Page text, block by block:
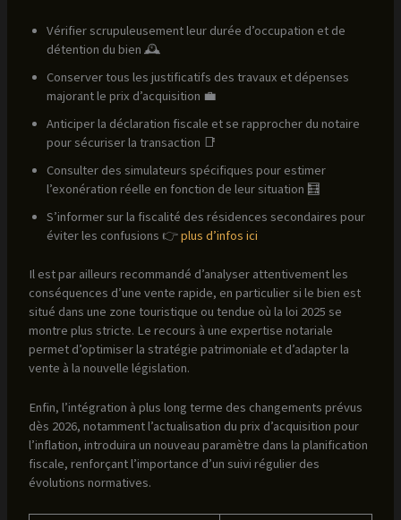
Vérifier scrupuleusement leur durée d’occupation et de
détention du bien 🕰️
Conserver tous les justificatifs des travaux et dépenses
majorant le prix d’acquisition 💼
Anticiper la déclaration fiscale et se rapprocher du notaire
pour sécuriser la transaction 📑
Consulter des simulateurs spécifiques pour estimer
l’exonération réelle en fonction de leur situation 🧮
S’informer sur la fiscalité des résidences secondaires pour
éviter les confusions 👉plus d’infos ici
Il est par ailleurs recommandé d’analyser attentivement les
conséquences d’une vente rapide, en particulier si le bien est
situé dans une zone touristique ou tendue où la loi 2025 se
montre plus stricte. Le recours à une expertise notariale
permet d’optimiser la stratégie patrimoniale et d’adapter la
vente à la nouvelle législation.
Enfin, l’intégration à plus long terme des changements prévus
dès 2026, notamment l’actualisation du prix d’acquisition pour
l’inflation, introduira un nouveau paramètre dans la planification
fiscale, renforçant l’importance d’un suivi régulier des
évolutions normatives.